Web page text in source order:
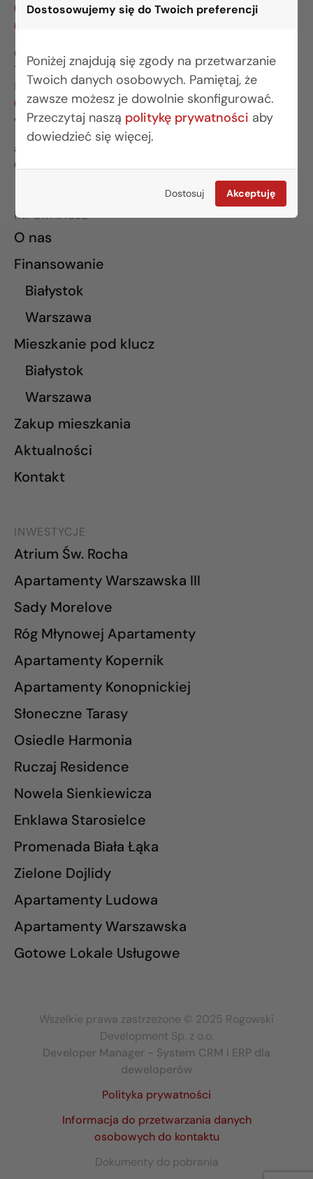
Dostosowujemy się do Twoich preferencji
Poniżej znajdują się zgody na przetwarzanie
Twoich danych osobowych. Pamiętaj, że
zawsze możesz je dowolnie skonfigurować.
Przeczytaj naszą politykę prywatności aby
dowiedzieć się więcej.
Dostosuj Akceptuję
(85) 749 99 09
mieszkania@rogowskidevelopment.pl
ul. Legionowa 28 lok. 202
15-281 Białystok
BIURO WARSZAWA
(22) 642 03 55
warszawa@rogowskidevelopment.pl
al. Wilanowska 67E lok. U5
02-765 Warszawa
INFORMACJE
O nas
Finansowanie
Białystok
Warszawa
Mieszkanie pod klucz
Białystok
Warszawa
Zakup mieszkania
Aktualności
Kontakt
INWESTYCJE
Atrium Św. Rocha
Apartamenty Warszawska III
Sady Morelove
Róg Młynowej Apartamenty
Apartamenty Kopernik
Apartamenty Konopnickiej
Słoneczne Tarasy
Osiedle Harmonia
Ruczaj Residence
Nowela Sienkiewicza
Enklawa Starosielce
Promenada Biała Łąka
Zielone Dojlidy
Apartamenty Ludowa
Apartamenty Warszawska
Gotowe Lokale Usługowe
Wszelkie prawa zastrzeżone © 2025 Rogowski
Development Sp. z o.o.
Developer Manager - System CRM i ERP dla
deweloperów
Polityka prywatności
Informacja do przetwarzania danych
osobowych do kontaktu
Dokumenty do pobrania